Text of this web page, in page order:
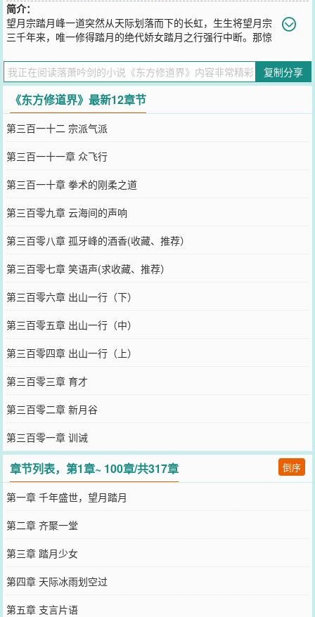
简介：
望月宗踏月峰一道突然从天际划落而下的长虹，生生将望月宗
三千年来，唯一修得踏月的绝代娇女踏月之行强行中断。那惊
塌一角？三千年来，这片天地里，那么多惊才艳艳的绝代骄子，是什
么原因，让它们不能更进一步？星辰为子，宇宙为石，在远古文明的
碰撞下，芸芸众生又该如何在这劫数里，苟全那一己薄命？纵你长剑
如何锋利，在无尽的力量面前，也将化作风里尘沙；惊才艳艳的绝世
天才，在岁月的长河里，却也不过是瞬间浪花；血脉的高贵，权势的
庞大，在茫茫混沌中，最终也逃不过沦为，一块块铸造道的砖瓦。轻
弹寒芒剑，转瞬风云变。《东方修道界》，将为我们慢慢展现出一副
玄幻奇妙的画卷。在这副神奇画卷里，你我需要抉择的，是做那画中
之人，还是作画之人。
您要是觉得《 东方修道界》还不错的话请不要忘记向您QQ群和微博微
信里的朋友推荐哦！
复制分享
《东方修道界》最新12章节
第三百一十二 宗派气派
第三百一十一章 众飞行
第三百一十章 拳术的刚柔之道
第三百零九章 云海间的声响
第三百零八章 孤牙峰的酒香(收藏、推荐）
第三百零七章 笑语声(求收藏、推荐）
第三百零六章 出山一行（下）
第三百零五章 出山一行（中）
第三百零四章 出山一行（上）
第三百零三章 育才
第三百零二章 新月谷
第三百零一章 训诫
章节列表，第1章~ 100章/共317章 倒序
第一章 千年盛世，望月踏月
第二章 齐聚一堂
第三章 踏月少女
第四章 天际冰雨划空过
第五章 支言片语